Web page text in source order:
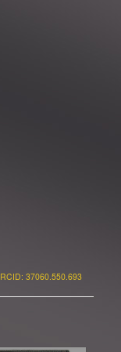
RCID: 37060.550.693